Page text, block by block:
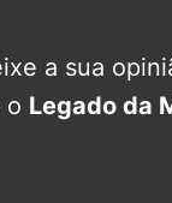
a sua
o Legado da